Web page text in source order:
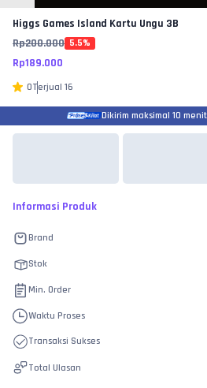
Higgs Games Island Kartu Ungu 3B
Rp200.000 5.5%
Rp189.000
0Terjual 16
Dikirim maksimal 10
Informasi Produk
Brand
Stok
Min. Order
Waktu Proses
Transaksi Sukses
Total Ulasan